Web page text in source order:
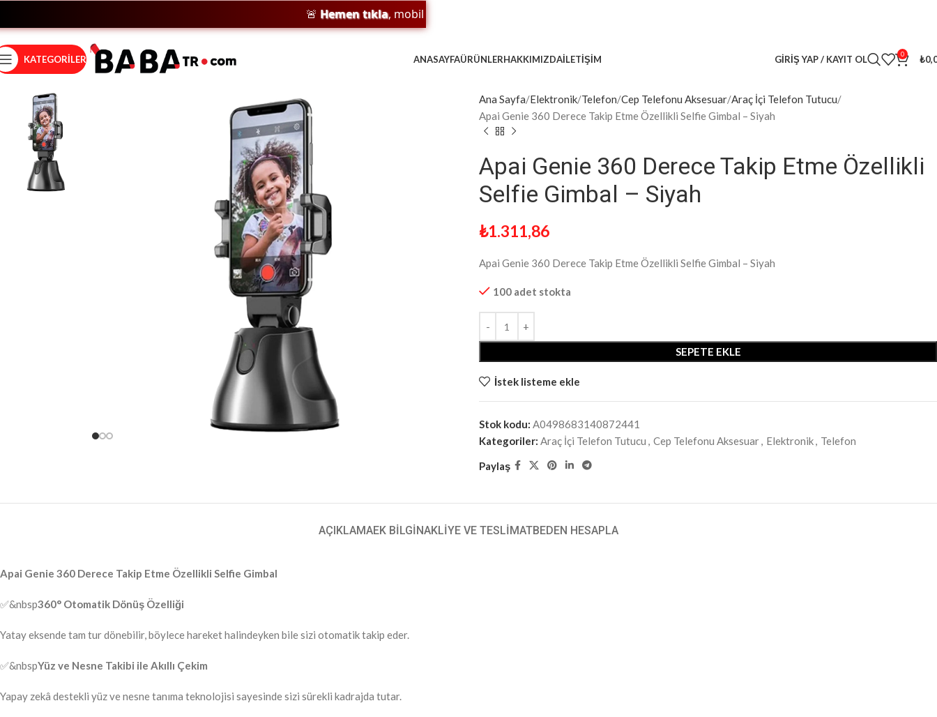
Hemen tıkla, mobil uygulamamızı indir;
KATEGORILER ANASAYFAÜRÜNLERHAKKIMIZDAİLETIŞIM GIRIŞ YAP / KAYIT OL 0 ₺
Ana Sayfa Elektronik Telefon Cep Telefonu Aksesuar Araç İçi Telefon Tutucu
Apai Genie 360 Derece Takip Etme Özellikli Selfie Gimbal – Siyah
Apai Genie 360 Derece Takip Etme Özellikli
Selfie Gimbal – Siyah
₺1.311,86
Apai Genie 360 Derece Takip Etme Özellikli Selfie Gimbal – Siyah
100 adet stokta
SEPETE EKLE
İstek listeme ekle
Stok kodu: A0498683140872441
Kategoriler: Araç İçi Telefon Tutucu , Cep Telefonu Aksesuar, Elektronik, Telefon
Paylaş
AÇIKLAMAEK BILGINAKLIYE VE TESLIMATBEDEN HESAPLA
Apai Genie 360 Derece Takip Etme Özellikli Selfie Gimbal
✅&nbsp360° Otomatik Dönüş Özelliği
Yatay eksende tam tur dönebilir, böylece hareket halindeyken bile sizi otomatik takip eder.
✅&nbspYüz ve Nesne Takibi ile Akıllı Çekim
Yapay zekâ destekli yüz ve nesne tanıma teknolojisi sayesinde sizi sürekli kadrajda tutar.